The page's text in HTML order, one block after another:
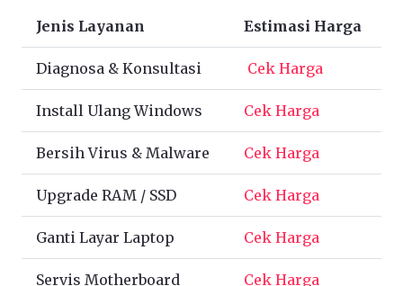
Jenis Layanan Estimasi Harga
Diagnosa & Konsultasi Cek Harga
Install Ulang Windows Cek Harga
Bersih Virus & Malware Cek Harga
Upgrade RAM / SSD Cek Harga
Ganti Layar Laptop Cek Harga
Servis Motherboard Cek Harga